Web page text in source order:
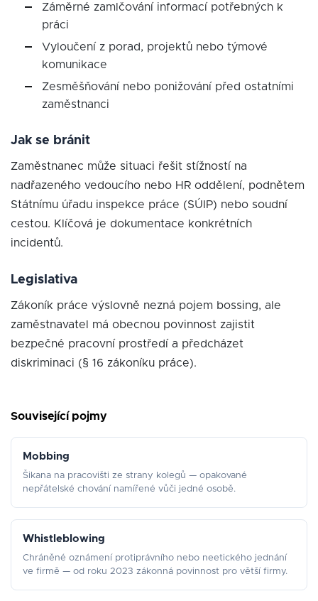
Záměrné zamlčování informací potřebných k
práci
Vyloučení z porad, projektů nebo týmové
komunikace
Zesměšňování nebo ponižování před ostatními
zaměstnanci
Jak se bránit
Zaměstnanec může situaci řešit stížností na
nadřazeného vedoucího nebo HR oddělení, podnětem
Státnímu úřadu inspekce práce (SÚIP) nebo soudní
cestou. Klíčová je dokumentace konkrétních
incidentů.
Legislativa
Zákoník práce výslovně nezná pojem bossing, ale
zaměstnavatel má obecnou povinnost zajistit
bezpečné pracovní prostředí a předcházet
diskriminaci (§ 16 zákoníku práce).
Související pojmy
Mobbing
Šikana na pracovišti ze strany kolegů — opakované
nepřátelské chování namířené vůči jedné osobě.
Whistleblowing
Chráněné oznámení protiprávního nebo neetického jednání
ve firmě — od roku 2023 zákonná povinnost pro větší firmy.